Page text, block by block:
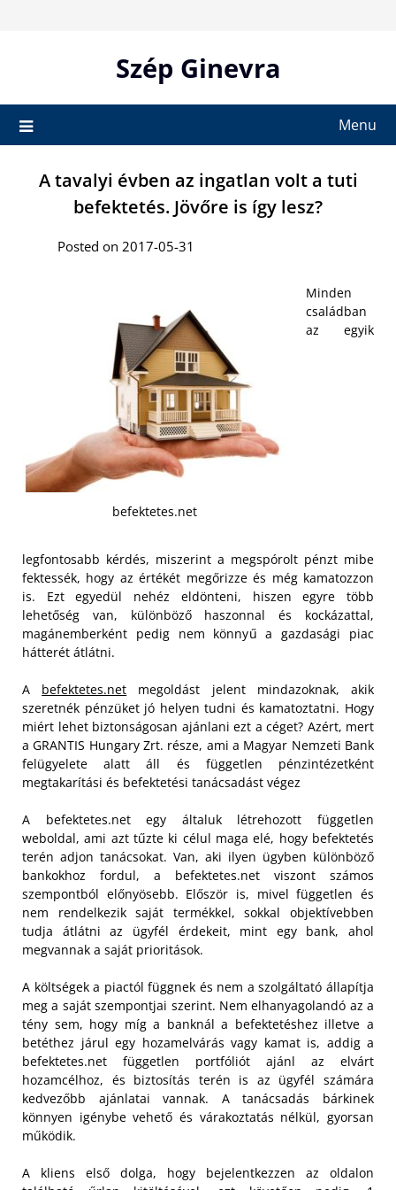
Szép Ginevra
Menu
A tavalyi évben az ingatlan volt a tuti
befektetés. Jövőre is így lesz?
Posted on 2017-05-31
befektetes.net
Minden
családban
az egyik
legfontosabb kérdés, miszerint a megspórolt pénzt mibe
fektessék, hogy az értékét megőrizze és még kamatozzon
is. Ezt egyedül nehéz eldönteni, hiszen egyre több
lehetőség van, különböző haszonnal és kockázattal,
magánemberként pedig nem könnyű a gazdasági piac
hátterét átlátni.
A befektetes.net megoldást jelent mindazoknak, akik
szeretnék pénzüket jó helyen tudni és kamatoztatni. Hogy
miért lehet biztonságosan ajánlani ezt a céget? Azért, mert
a GRANTIS Hungary Zrt. része, ami a Magyar Nemzeti Bank
felügyelete alatt áll és független pénzintézetként
megtakarítási és befektetési tanácsadást végez
A befektetes.net egy általuk létrehozott független
weboldal, ami azt tűzte ki célul maga elé, hogy befektetés
terén adjon tanácsokat. Van, aki ilyen ügyben különböző
bankokhoz fordul, a befektetes.net viszont számos
szempontból előnyösebb. Először is, mivel független és
nem rendelkezik saját termékkel, sokkal objektívebben
tudja átlátni az ügyfél érdekeit, mint egy bank, ahol
megvannak a saját prioritások.
A költségek a piactól függnek és nem a szolgáltató állapítja
meg a saját szempontjai szerint. Nem elhanyagolandó az a
tény sem, hogy míg a banknál a befektetéshez illetve a
betéthez járul egy hozamelvárás vagy kamat is, addig a
befektetes.net független portfóliót ajánl az elvárt
hozamcélhoz, és biztosítás terén is az ügyfél számára
kedvezőbb ajánlatai vannak. A tanácsadás bárkinek
könnyen igénybe vehető és várakoztatás nélkül, gyorsan
működik.
A kliens első dolga, hogy bejelentkezzen az oldalon